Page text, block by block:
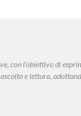
con l’obiettivo di
e lettura,